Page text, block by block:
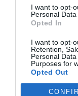
I want to opt-
Personal Data
Opted In
I want to opt-
Retention,
Personal
Purposes for
Opted Out
reflejadas en la
de las
ocho perjudicados
que asciende a